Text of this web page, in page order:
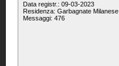
Data registr.: 09-03-2023
Residenza: Garbagnate Milanese
Messaggi: 476